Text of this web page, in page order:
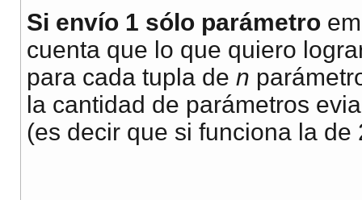
Si envío 1 sólo parámetro
cuenta que lo que quiero
para cada tupla de n
la cantidad de parámetros
(es decir que si funciona la